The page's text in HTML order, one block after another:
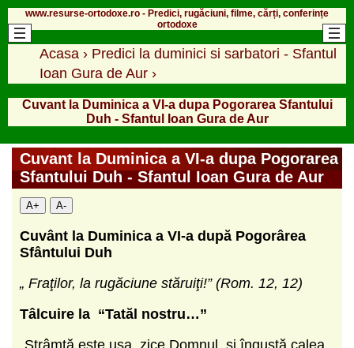
www.resurse-ortodoxe.ro - Predici, rugăciuni, filme, cărți, conferințe
ortodoxe
Acasa › Predici la duminici si sarbatori - Sfantul
Ioan Gura de Aur ›
Cuvant la Duminica a VI-a dupa Pogorarea Sfantului
Duh - Sfantul Ioan Gura de Aur
Cuvant la Duminica a VI-a dupa Pogorarea
Sfantului Duh - Sfantul Ioan Gura de Aur
A+ A-
Cuvânt la Duminica a VI-a după Pogorârea
Sfântului Duh
„ Fraţilor, la rugăciune stăruiţi!” (Rom. 12, 12)
Tâlcuire la “Tatăl nostru…”
„Strâmtă este uşa, zice Domnul, şi îngustă calea,